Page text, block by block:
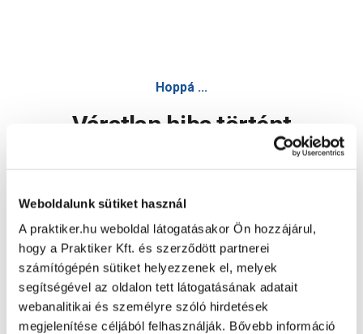
Weboldalunk sütiket használ
A praktiker.hu weboldal látogatásakor Ön hozzájárul,
hogy a Praktiker Kft. és szerződött partnerei
számítógépén sütiket helyezzenek el, melyek
segítségével az oldalon tett látogatásának adatait
webanalitikai és személyre szóló hirdetések
megjelenítése céljából felhasználják. Bővebb információ
Hoppá ...
Váratlan hiba történt
Oldal újratöltése